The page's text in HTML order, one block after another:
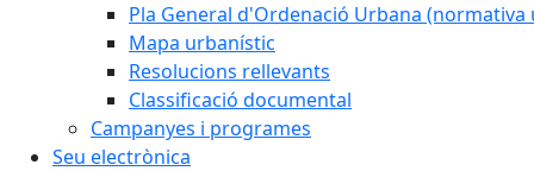
Pla General d'Ordenació Urbana (normativa
Mapa urbanístic
Resolucions rellevants
Classificació documental
Campanyes i programes
Seu electrònica